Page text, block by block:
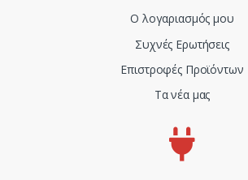
Ο λογαριασμός μου
Συχνές Ερωτήσεις
Επιστροφές Προϊόντων
Τα νέα μας